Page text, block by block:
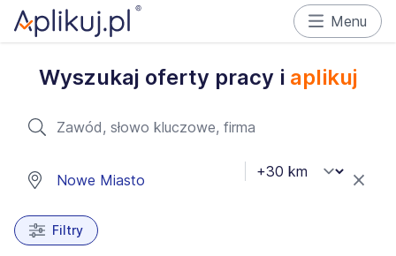
Menu
Wyszukaj oferty pracy i aplikuj
Filtry